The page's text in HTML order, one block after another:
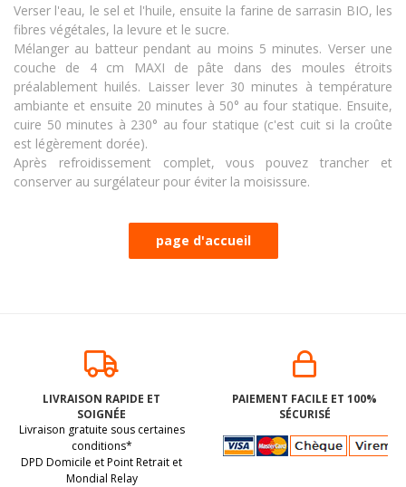
Verser l'eau, le sel et l'huile, ensuite la farine de sarrasin BIO, les
fibres végétales, la levure et le sucre.
Mélanger au batteur pendant au moins 5 minutes. Verser une
couche de 4 cm MAXI de pâte dans des moules étroits
préalablement huilés. Laisser lever 30 minutes à température
ambiante et ensuite 20 minutes à 50° au four statique. Ensuite,
cuire 50 minutes à 230° au four statique (c'est cuit si la croûte
est légèrement dorée).
Après refroidissement complet, vous pouvez trancher et
conserver au surgélateur pour éviter la moisissure.
LIVRAISON RAPIDE ET
SOIGNÉE
Livraison gratuite sous certaines
conditions*
DPD Domicile et Point Retrait et
Mondial Relay
PAIEMENT FACILE ET 100%
SÉCURISÉ